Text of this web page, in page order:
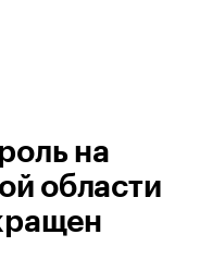
на
области